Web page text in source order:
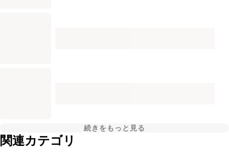
続きをもっと見る
関連カテゴリ